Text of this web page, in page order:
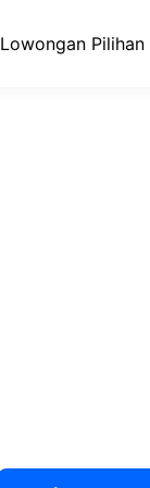
Lowongan Pilihan